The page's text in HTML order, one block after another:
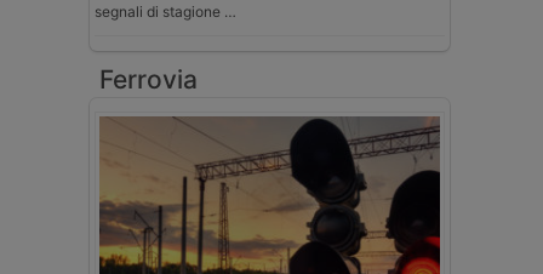
segnali di stagione …
Ferrovia